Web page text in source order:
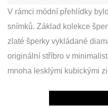
V rámci módní přehlídky
snímků. Základ kolekce
zlaté šperky vykládané
originální stříbro v
mnoha lesklými kubickými